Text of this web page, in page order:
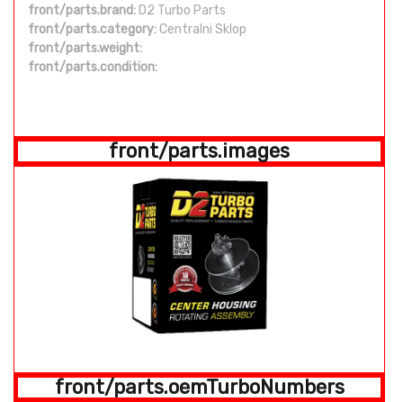
front/parts.brand: D2 Turbo Parts
front/parts.category: Centralni Sklop
front/parts.weight:
front/parts.condition:
front/parts.images
front/parts.oemTurboNumbers